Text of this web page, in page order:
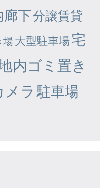
廊下分譲賃貸
場大型駐車場宅
内ゴミ置き
メラ 駐車場